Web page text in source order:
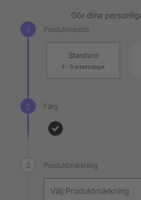
Gör dina
Produktionstid
Standard
4 - 6 arbetsdagar
Färg
Produktmärkning